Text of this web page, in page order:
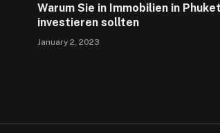
Warum Sie in Immobilien in Phuket
investieren sollten
January 2, 2023